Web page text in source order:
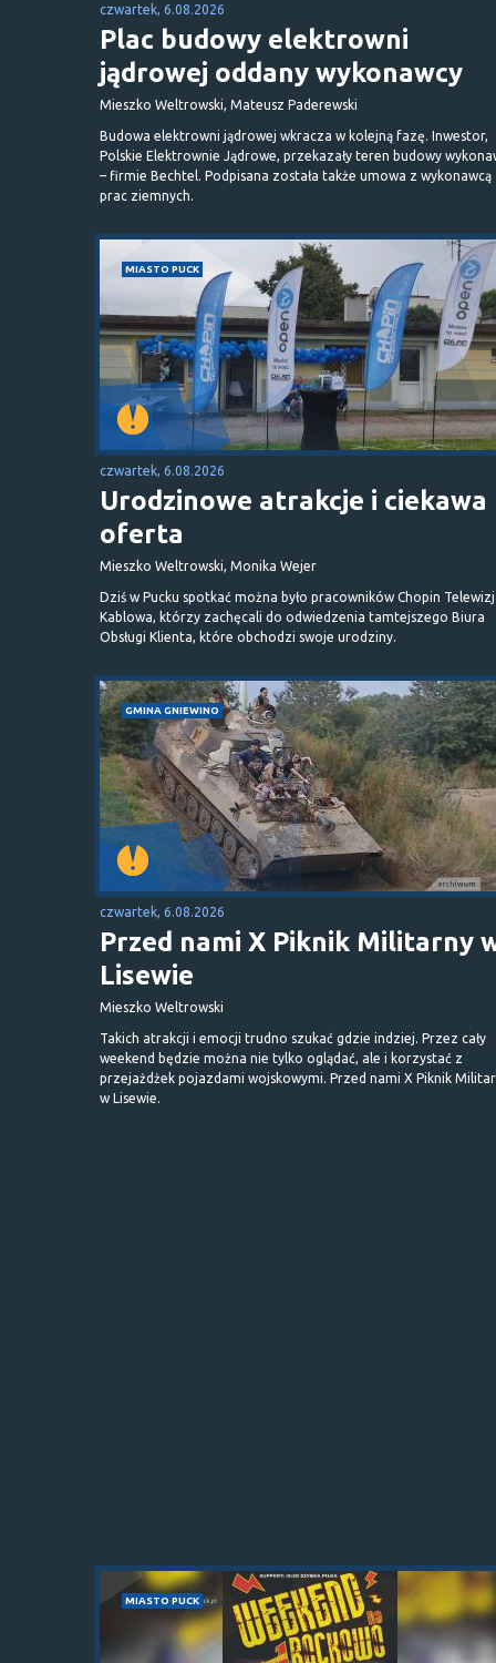
czwartek, 6.08.2026
Plac budowy elektrowni
jądrowej oddany wykonawcy
Mieszko Weltrowski, Mateusz Paderewski
Budowa elektrowni jądrowej wkracza w kolejną fazę. Inwestor,
Polskie Elektrownie Jądrowe, przekazały teren budowy
– firmie Bechtel. Podpisana została także umowa z wykonawcą
prac ziemnych.
MIASTO PUCK
czwartek, 6.08.2026
Urodzinowe atrakcje i ciekawa
oferta
Mieszko Weltrowski, Monika Wejer
Dziś w Pucku spotkać można było pracowników Chopin
Kablowa, którzy zachęcali do odwiedzenia tamtejszego Biura
Obsługi Klienta, które obchodzi swoje urodziny.
GMINA GNIEWINO
czwartek, 6.08.2026
Przed nami X Piknik Militarny
Lisewie
Mieszko Weltrowski
Takich atrakcji i emocji trudno szukać gdzie indziej. Przez cały
weekend będzie można nie tylko oglądać, ale i korzystać z
przejażdżek pojazdami wojskowymi. Przed nami X Piknik
w Lisewie.
MIASTO PUCK